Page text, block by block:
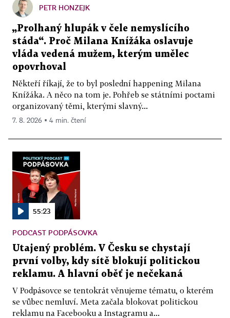
PETR HONZEJK
„Prolhaný hlupák v čele nemyslícího
stáda“. Proč Milana Knížáka oslavuje
vláda vedená mužem, kterým umělec
opovrhoval
Někteří říkají, že to byl poslední happening Milana
Knížáka. A něco na tom je. Pohřeb se státními poctami
organizovaný těmi, kterými slavný...
7. 8. 2026 ▪ 4 min. čtení
55:23
PODCAST PODPÁSOVKA
Utajený problém. V Česku se chystají
první volby, kdy sítě blokují politickou
reklamu. A hlavní oběť je nečekaná
V Podpásovce se tentokrát věnujeme tématu, o kterém
se vůbec nemluví. Meta začala blokovat politickou
reklamu na Facebooku a Instagramu a...